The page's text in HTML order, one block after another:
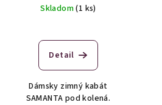
Skladom(1 ks)
Detail
Dámsky zimný kabát
SAMANTA pod kolená.